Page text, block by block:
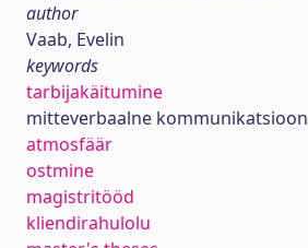
author
Vaab, Evelin
keywords
tarbijakäitumine
mitteverbaalne kommunikatsioon
atmosfäär
ostmine
magistritööd
kliendirahulolu